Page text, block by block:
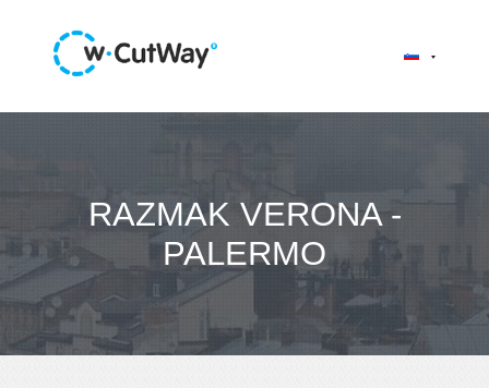
RAZMAK VERONA -
PALERMO